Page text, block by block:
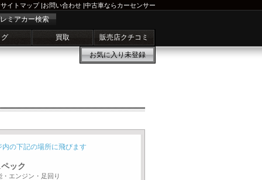
サイトマップ|お問い合わせ |中古車ならカーセンサー
ミアカー検索
買取 販売店クチコミ
お気に入り未登録
内の下記の場所に飛びます
ック
・エンジン・足回り